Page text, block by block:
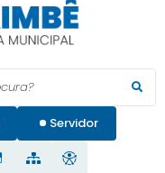
Servidor